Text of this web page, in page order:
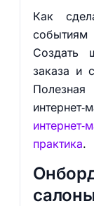
Как
Создать
заказа и
практика.